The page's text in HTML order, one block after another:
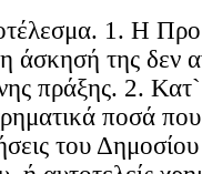
1. Η
άσκησή της δεν
πράξης. 2.
ποσά
του